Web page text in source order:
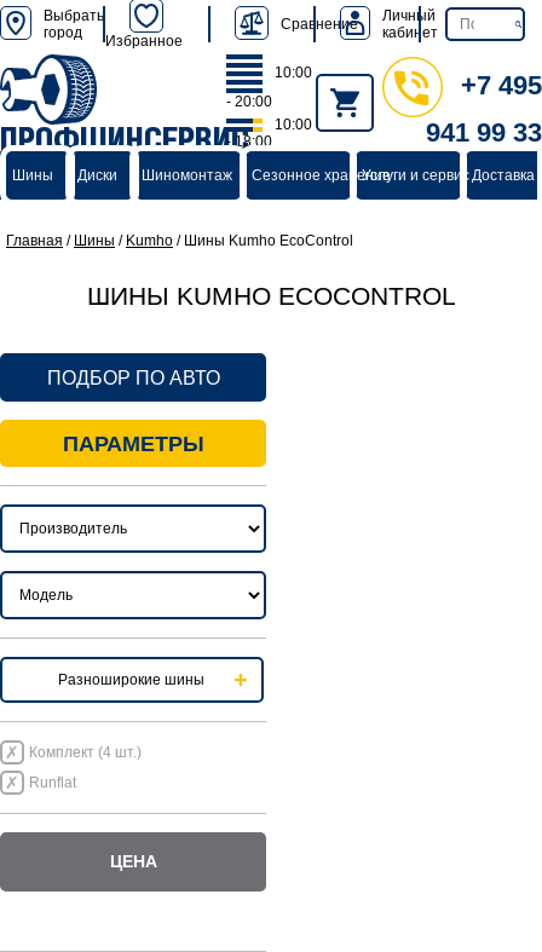
Выбрать
город
Избранное
Сравнение
Личный
кабинет
ПРОФШИНСЕРВИС
группа компаний
10:00
- 20:00
10:00
- 18:00
+7 495
941 99 33
Шины Диски Шиномонтаж Сезонное хранениеУслуги и сервисДоставка
Главная / Шины / Kumho / Шины Kumho EcoControl
ШИНЫ KUMHO ECOCONTROL
ПОДБОР ПО АВТО
ПАРАМЕТРЫ
Разноширокие шины
Комплект (4 шт.)
Runflat
ЦЕНА